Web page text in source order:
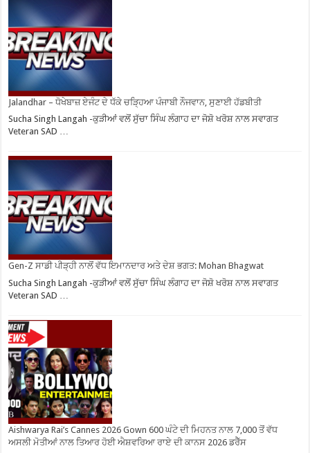
Jalandhar – ਧੋਖੇਬਾਜ਼ ਏਜੰਟ ਦੇ ਧੱਕੇ ਚੜ੍ਹਿਆ ਪੰਜਾਬੀ ਨੌਜਵਾਨ, ਸੁਣਾਈ ਹੱਡਬੀਤੀ
Sucha Singh Langah -ਕੁੜੀਆਂ ਵਲੋਂ ਸੁੱਚਾ ਸਿੰਘ ਲੰਗਾਹ ਦਾ ਜੋਸ਼ੋ ਖਰੋਸ਼ ਨਾਲ ਸਵਾਗਤ
Veteran SAD …
Gen-Z ਸਾਡੀ ਪੀੜ੍ਹੀ ਨਾਲੋਂ ਵੱਧ ਇਮਾਨਦਾਰ ਅਤੇ ਦੇਸ਼ ਭਗਤ: Mohan Bhagwat
Sucha Singh Langah -ਕੁੜੀਆਂ ਵਲੋਂ ਸੁੱਚਾ ਸਿੰਘ ਲੰਗਾਹ ਦਾ ਜੋਸ਼ੋ ਖਰੋਸ਼ ਨਾਲ ਸਵਾਗਤ
Veteran SAD …
Aishwarya Rai’s Cannes 2026 Gown 600 ਘੰਟੇ ਦੀ ਮਿਹਨਤ ਨਾਲ 7,000 ਤੋਂ ਵੱਧ
ਅਸਲੀ ਮੋਤੀਆਂ ਨਾਲ ਤਿਆਰ ਹੋਈ ਐਸ਼ਵਰਿਆ ਰਾਏ ਦੀ ਕਾਨਸ 2026 ਡਰੈੱਸ